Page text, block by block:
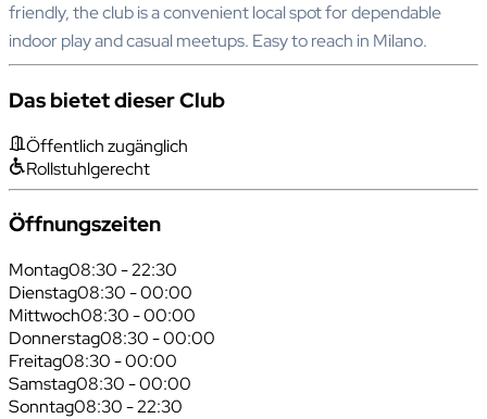
friendly, the club is a convenient local spot for dependable
indoor play and casual meetups. Easy to reach in Milano.
Das bietet dieser Club
Öffentlich zugänglich
Rollstuhlgerecht
Öffnungszeiten
Montag08:30 - 22:30
Dienstag08:30 - 00:00
Mittwoch08:30 - 00:00
Donnerstag08:30 - 00:00
Freitag08:30 - 00:00
Samstag08:30 - 00:00
Sonntag08:30 - 22:30